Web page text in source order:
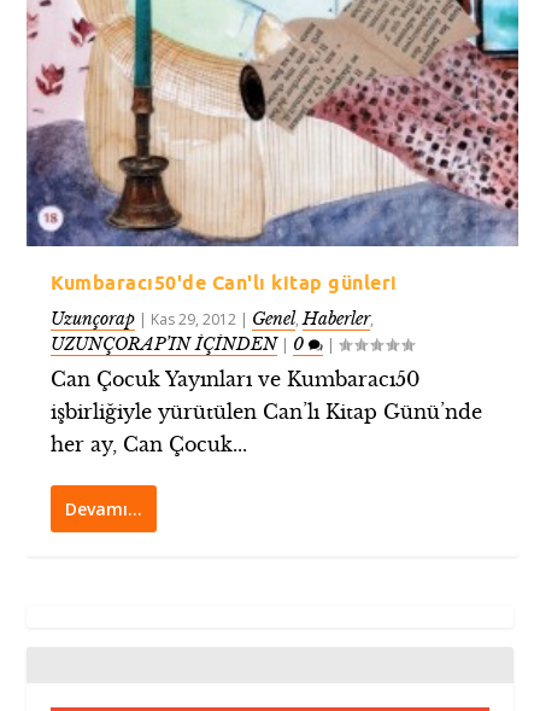
Kumbaracı50'de Can'lı kitap günleri
Uzunçorap | Kas 29, 2012 | Genel,Haberler,
UZUNÇORAP’IN İÇİNDEN| 0 |
Can Çocuk Yayınları ve Kumbaracı50
işbirliğiyle yürütülen Can’lı Kitap Günü’nde
her ay, Can Çocuk...
Devamı…